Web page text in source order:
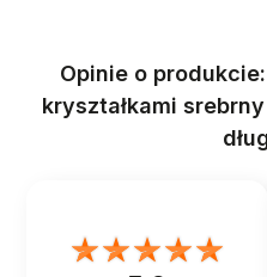
Opinie o
kryształkami